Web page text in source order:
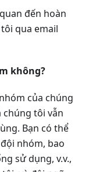
đến hoàn
qua email
không?
của chúng
tôi vẫn
Bạn có thể
nhóm, bao
sử dụng, v.v.,